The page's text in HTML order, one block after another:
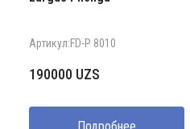
Артикул:FD-P 8010
190000 UZS